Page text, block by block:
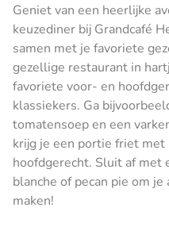
Geniet van een heerlijke
keuzediner bij Grandcafé
samen met je favoriete
gezellige restaurant in
favoriete voor- en
klassiekers. Ga
tomatensoep en een
krijg je een portie friet met
hoofdgerecht. Sluit af met
blanche of pecan pie om
maken!